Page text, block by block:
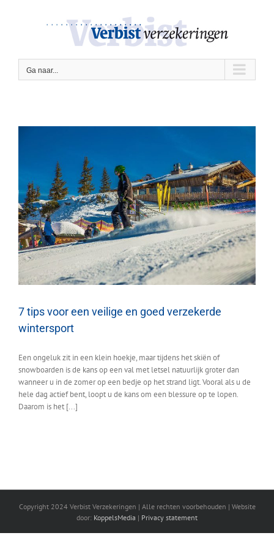
Ga naar...
7 tips voor een veilige en goed verzekerde
wintersport
Een ongeluk zit in een klein hoekje, maar tijdens het skiën of
snowboarden is de kans op een val met letsel natuurlijk groter dan
wanneer u in de zomer op een bedje op het strand ligt. Vooral als u de
hele dag actief bent, loopt u de kans om een blessure op te lopen.
Daarom is het [...]
Copyright 2024 Verbist Verzekeringen | Alle rechten voorbehouden | Website
door: KoppelsMedia | Privacy statement